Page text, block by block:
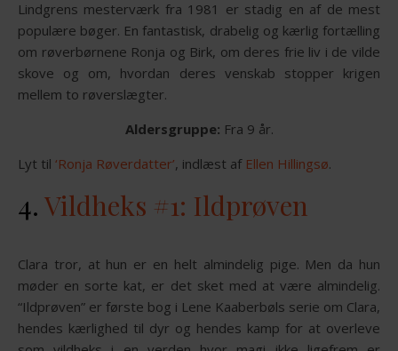
Lindgrens mesterværk fra 1981 er stadig en af de mest
populære bøger. En fantastisk, drabelig og kærlig fortælling
om røverbørnene Ronja og Birk, om deres frie liv i de vilde
skove og om, hvordan deres venskab stopper krigen
mellem to røverslægter.
Aldersgruppe: Fra 9 år.
Lyt til ‘Ronja Røverdatter’, indlæst af Ellen Hillingsø.
4. Vildheks #1: Ildprøven
Clara tror, at hun er en helt almindelig pige. Men da hun
møder en sorte kat, er det sket med at være almindelig.
“Ildprøven” er første bog i Lene Kaaberbøls serie om Clara,
hendes kærlighed til dyr og hendes kamp for at overleve